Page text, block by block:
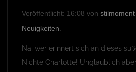
Veröffentlicht: 16:08 von stilmoment
Neuigkeiten
Na, wer erinnert sich an dieses
Nichte Charlotte! Unglaublich